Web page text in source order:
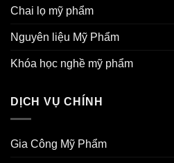
Chai lọ mỹ phẩm
Nguyên liệu Mỹ Phẩm
Khóa học nghề mỹ phẩm
DỊCH VỤ CHÍNH
Gia Công Mỹ Phẩm